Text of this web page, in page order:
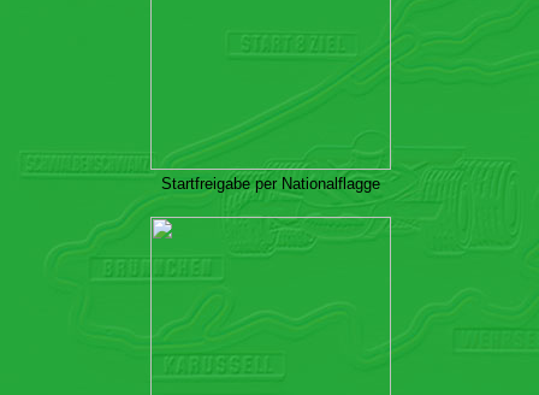
Startfreigabe per Nationalflagge